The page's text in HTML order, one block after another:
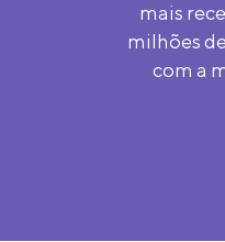
mais
milhões
com a